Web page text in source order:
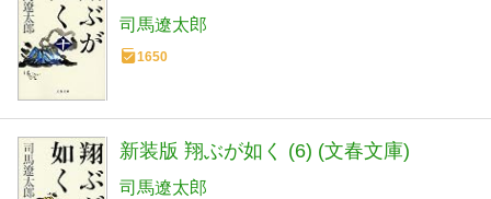
司馬遼太郎
1650
新装版 翔ぶが如く (6) (文春文庫)
司馬遼太郎